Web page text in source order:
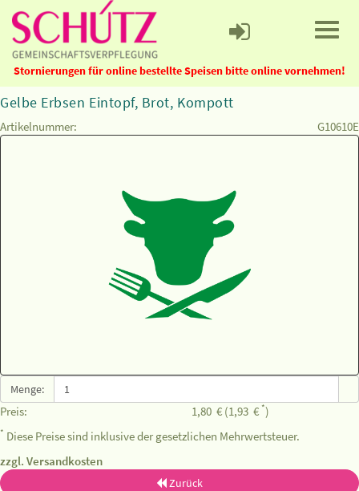
Stornierungen für online bestellte Speisen bitte online vornehmen!
Gelbe Erbsen Eintopf, Brot, Kompott
Artikelnummer: G10610E
Menge:
Preis: 1,80 € (1,93 € *)
* Diese Preise sind inklusive der gesetzlichen Mehrwertsteuer.
zzgl. Versandkosten
Zurück